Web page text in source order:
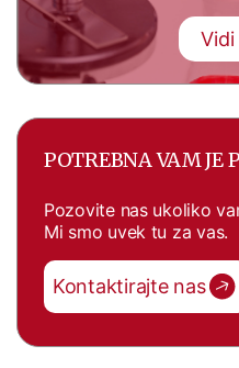
Vidi
POTREBNA VAM JE
Pozovite nas ukoliko
Mi smo uvek tu za vas.
Kontaktirajte nas